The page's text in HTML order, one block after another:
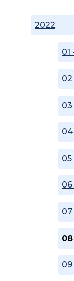
2022
01
02
05
06
07